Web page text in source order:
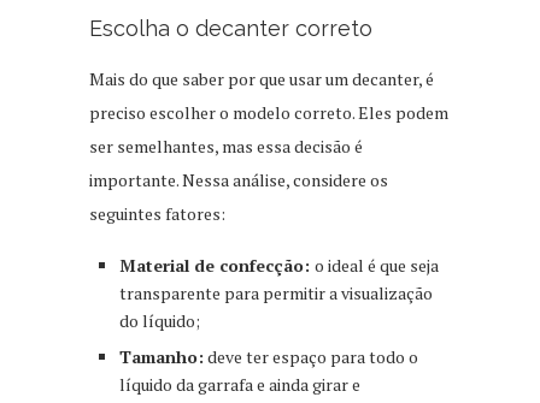
Escolha o decanter correto
Mais do que saber por que usar um decanter, é
preciso escolher o modelo correto. Eles podem
ser semelhantes, mas essa decisão é
importante. Nessa análise, considere os
seguintes fatores:
Material de confecção: o ideal é que seja
transparente para permitir a visualização
do líquido;
Tamanho: deve ter espaço para todo o
líquido da garrafa e ainda girar e